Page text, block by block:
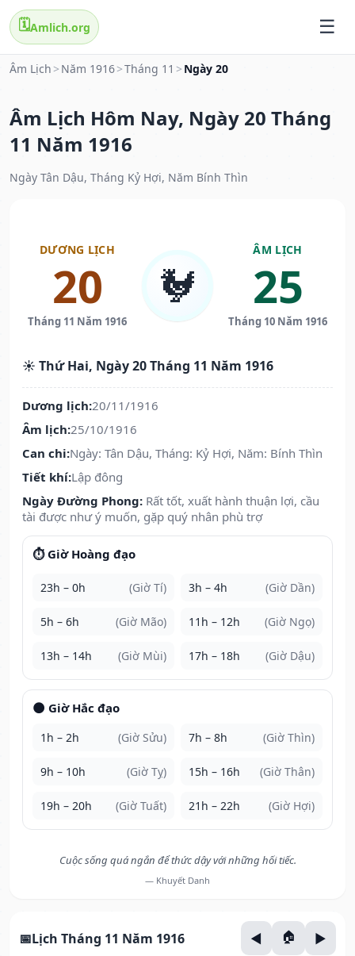
🗓️Amlich.org
Âm Lịch > Năm 1916>Tháng 11 > Ngày 20
Âm Lịch Hôm Nay, Ngày 20 Tháng
11 Năm 1916
Ngày Tân Dậu, Tháng Kỷ Hợi, Năm Bính Thìn
DƯƠNG LỊCH
20
Tháng 11 Năm 1916
🐓
ÂM LỊCH
25
Tháng 10 Năm 1916
☀️ Thứ Hai, Ngày 20 Tháng 11 Năm 1916
Dương lịch:20/11/1916
Âm lịch:25/10/1916
Can chi:Ngày: Tân Dậu, Tháng: Kỷ Hợi, Năm: Bính Thìn
Tiết khí:Lập đông
Ngày Đường Phong: Rất tốt, xuất hành thuận lợi, cầu
tài được như ý muốn, gặp quý nhân phù trợ
⏱️ Giờ Hoàng đạo
23h – 0h (Giờ Tí) 3h – 4h (Giờ Dần)
5h – 6h (Giờ Mão) 11h – 12h (Giờ Ngọ)
13h – 14h (Giờ Mùi) 17h – 18h (Giờ Dậu)
🌑 Giờ Hắc đạo
1h – 2h (Giờ Sửu) 7h – 8h (Giờ Thìn)
9h – 10h (Giờ Tỵ) 15h – 16h (Giờ Thân)
19h – 20h (Giờ Tuất) 21h – 22h (Giờ Hợi)
Cuộc sống quá ngắn để thức dậy với những hối tiếc.
— Khuyết Danh
Lịch Tháng 11 Năm 1916